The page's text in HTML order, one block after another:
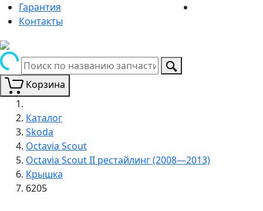
Гарантия
Контакты
Корзина
Каталог
Skoda
Octavia Scout
Octavia Scout II рестайлинг (2008—2013)
Крышка
6205